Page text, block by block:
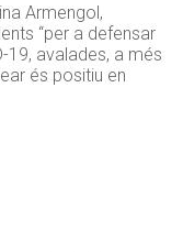
Armengol,
“per a defensar
19, avalades, a més
és positiu en